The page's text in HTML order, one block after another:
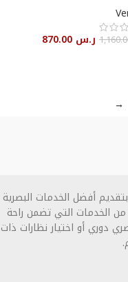
ر.س
→
أفضل الخدمات البصرية
من الخدمات التي تضمن راحة
دوري أو اختيار نظارات ذات